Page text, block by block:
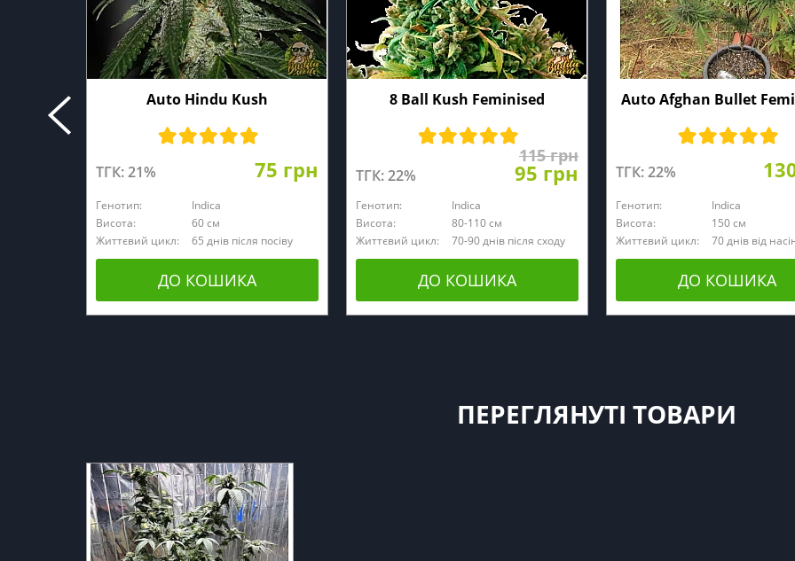
Auto Hindu Kush
ТГК: 21% 75 грн
Генотип:
Indica
Висота:
60 см
Життєвий цикл:
65 днів після посіву
ДО КОШИКА
8 Ball Kush Feminised
ТГК: 22%
115 грн
95 грн
Генотип:
Indica
Висота:
80-110 см
Життєвий цикл:
70-90 днів після сходу
ДО КОШИКА
Auto Afghan Bullet
ТГК: 22%
Генотип:
Indica
Висота:
150 см
Життєвий цикл:
70 днів від
ДО КОШИКА
ПЕРЕГЛЯНУТІ ТОВАРИ